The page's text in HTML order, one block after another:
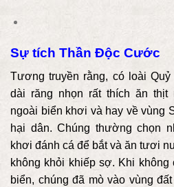
Sự tích Thần Độc Cước
Tương truyền rằng, có loài
dài răng nhọn rất thích ăn thịt
ngoài biển khơi và hay về vùng
hại dân. Chúng thường chọn
khơi đánh cá để bắt và ăn tươi
không khỏi khiếp sợ. Khi không
biển, chúng đã mò vào vùng